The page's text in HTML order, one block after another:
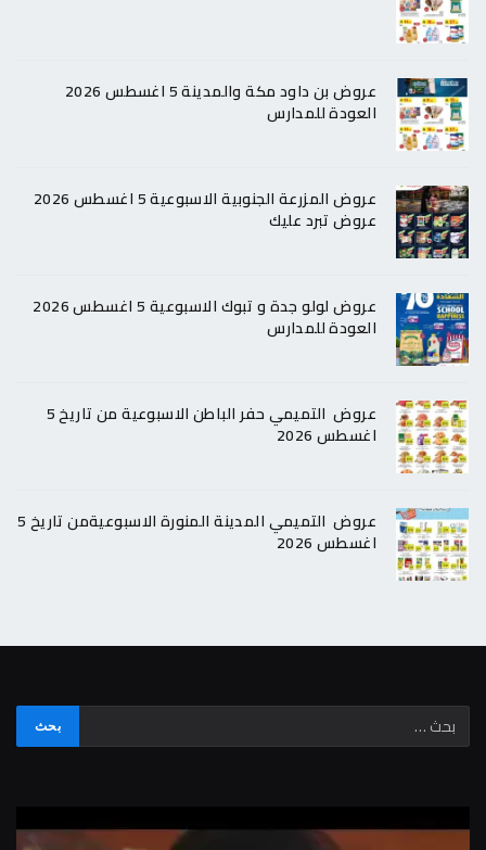
عروض بن داود مكة والمدينة 5 اغسطس 2026
العودة للمدارس
عروض المزرعة الجنوبية الاسبوعية 5 اغسطس 2026
عروض تبرد عليك
عروض لولو جدة و تبوك الاسبوعية 5 اغسطس 2026
العودة للمدارس
عروض التميمي حفر الباطن الاسبوعية من تاريخ 5
اغسطس 2026
عروض التميمي المدينة المنورة الاسبوعيةمن تاريخ 5
اغسطس 2026